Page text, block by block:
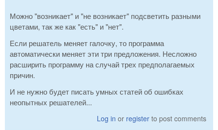
Можно "возникает" и "не возникает" подсветить разными
цветами, так же как "есть" и "нет".
Если решатель меняет галочку, то программа
автоматически меняет эти три предложения. Несложно
расширить программу на случай трех предполагаемых
причин.
И не нужно будет писать умных статей об ошибках
неопытных решателей...
Log in or register to post comments